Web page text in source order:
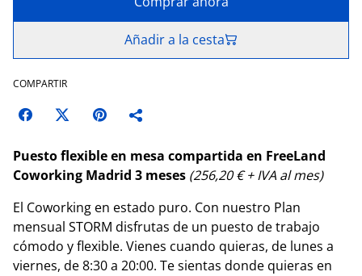
Añadir a la cesta
COMPARTIR
Puesto flexible en mesa compartida en FreeLand
Coworking Madrid 3 meses (256,20 € + IVA al mes)
El Coworking en estado puro. Con nuestro Plan
mensual STORM disfrutas de un puesto de trabajo
cómodo y flexible. Vienes cuando quieras, de lunes a
viernes, de 8:30 a 20:00. Te sientas donde quieras en